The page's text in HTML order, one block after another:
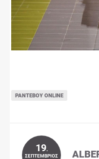
ΡΑΝΤΕΒΟΎ ONLINE
19.
ΣΕΠΤΈΜΒΡΙΟΣ